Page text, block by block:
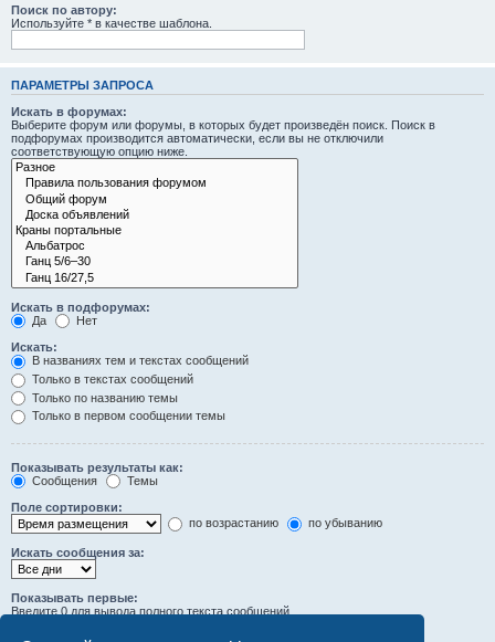
Поиск по автору:
Используйте * в качестве шаблона.
ПАРАМЕТРЫ ЗАПРОСА
Искать в форумах:
Выберите форум или форумы, в которых будет произведён поиск. Поиск в
подфорумах производится автоматически, если вы не отключили
соответствующую опцию ниже.
Искать в подфорумах:
Да
Нет
Искать:
В названиях тем и текстах сообщений
Только в текстах сообщений
Только по названию темы
Только в первом сообщении темы
Показывать результаты как:
Сообщения
Темы
Поле сортировки:
по возрастанию
по убыванию
Искать сообщения за:
Показывать первые:
Введите 0 для вывода полного текста сообщений.